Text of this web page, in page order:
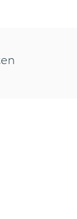
Umschlag